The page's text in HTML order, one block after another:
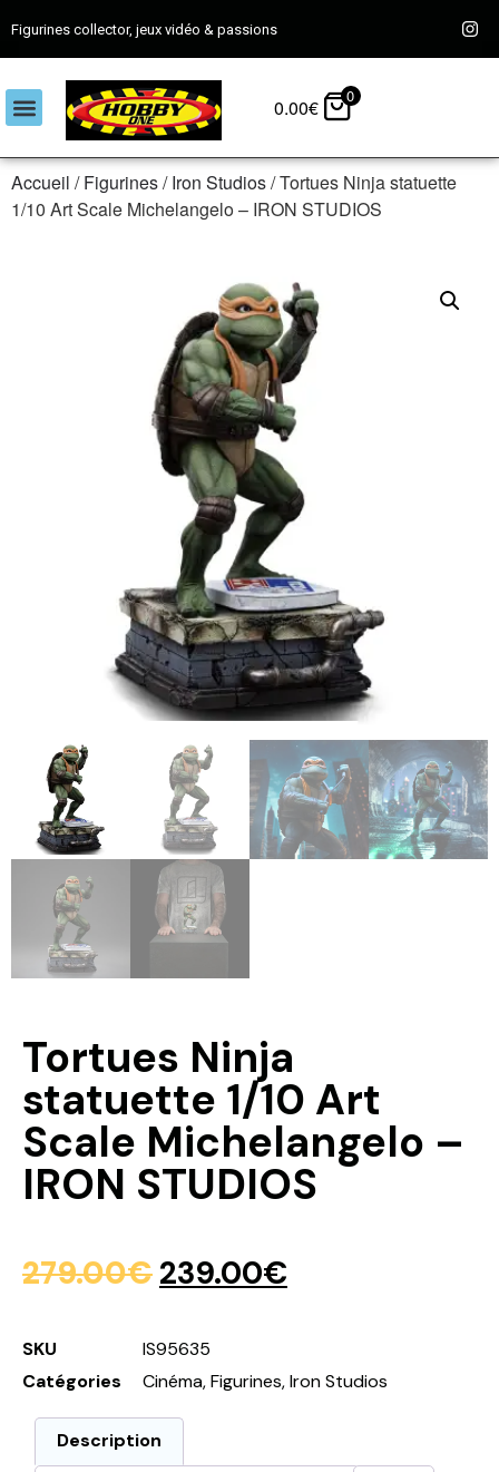
Figurines collector, jeux vidéo & passions
0.00€ 0
Accueil /Figurines/Iron Studios/ Tortues Ninja statuette
1/10 Art Scale Michelangelo – IRON STUDIOS
Tortues Ninja
statuette 1/10 Art
Scale Michelangelo –
IRON STUDIOS
279.00€239.00€
SKU
IS95635
Catégories
Cinéma,Figurines,Iron Studios
Description